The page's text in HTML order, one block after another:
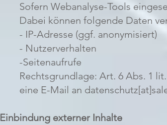
Sofern Webanalyse-Tools
Dabei können folgende Daten
- IP-Adresse (ggf. anonymisiert)
- Nutzerverhalten
-Seitenaufrufe
Rechtsgrundlage: Art. 6 Abs. 1
eine E-Mail an
Einbindung externer Inhalte